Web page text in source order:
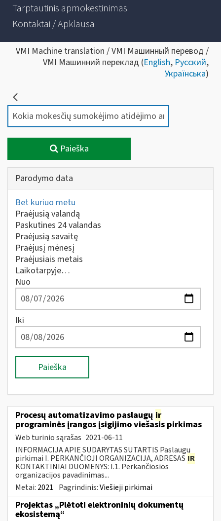
Tarptautinis apmokestinimas
Kontaktai / Apklausa
VMI Machine translation / VMI Машинный перевод /
VMI Машинний переклад (English, Русский,
Українська)
Paieška
Parodymo data
Bet kuriuo metu
Praėjusią valandą
Paskutines 24 valandas
Praėjusią savaitę
Praėjusį mėnesį
Praėjusiais metais
Laikotarpyje…
Nuo
Iki
Paieška
Procesų automatizavimo paslaugų ir
programinės įrangos įsigijimo viešasis pirkimas
Web turinio sąrašas 2021-06-11
INFORMACIJA APIE SUDARYTAS SUTARTIS Paslaugų
pirkimai I. PERKANČIOJI ORGANIZACIJA, ADRESAS IR
KONTAKTINIAI DUOMENYS: I.1. Perkančiosios
organizacijos pavadinimas...
Metai: 2021 Pagrindinis:Viešieji pirkimai
Projektas „Plėtoti elektroninių dokumentų
ekosistemą“